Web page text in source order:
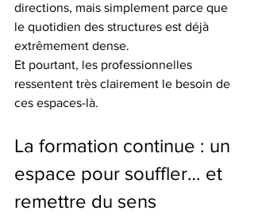
directions, mais simplement parce que
le quotidien des structures est déjà
extrêmement dense.
Et pourtant, les professionnelles
ressentent très clairement le besoin de
ces espaces-là.
La formation continue : un
espace pour souffler… et
remettre du sens